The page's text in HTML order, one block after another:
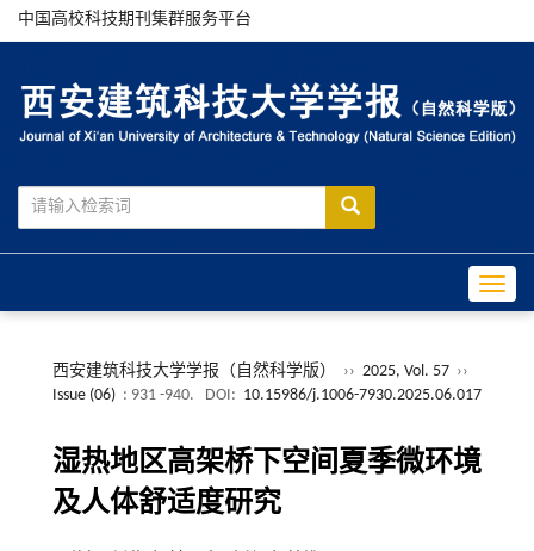
中国高校科技期刊集群服务平台
西安建筑科技大学学报（自然科学版） ›› 2025, Vol. 57 ››
Issue (06) : 931 -940. DOI: 10.15986/j.1006-7930.2025.06.017
湿热地区高架桥下空间夏季微环境
及人体舒适度研究